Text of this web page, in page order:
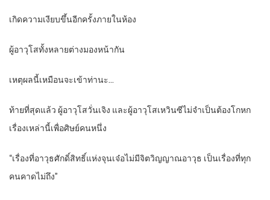
เกิดความเงียบขึ้นอีกครั้งภายในห้อง
ผู้อาวุโสทั้งหลายต่างมองหน้ากัน
เหตุผลนี้เหมือนจะเข้าท่านะ…
ท้ายที่สุดแล้ว ผู้อาวุโสวั่นเจิง และผู้อาวุโสเหวินซีไม่จำเป็นต้องโกหก
เรื่องเหล่านี้เพื่อศิษย์คนหนึ่ง
“เรื่องที่อาวุธศักดิ์สิทธิ์แห่งจุนเจ๋อไม่มีจิตวิญญาณอาวุธ เป็นเรื่องที่ทุก
คนคาดไม่ถึง”